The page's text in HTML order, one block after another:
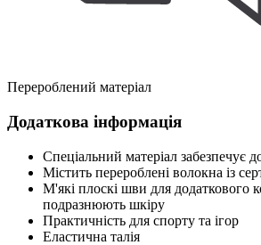
Перероблений матеріал
Додаткова інформація
Спеціальний матеріал забезпечує
Містить перероблені волокна із
М'які плоскі шви для додаткового
подразнюють шкіру
Практичність для спорту та ігор
Еластична талія